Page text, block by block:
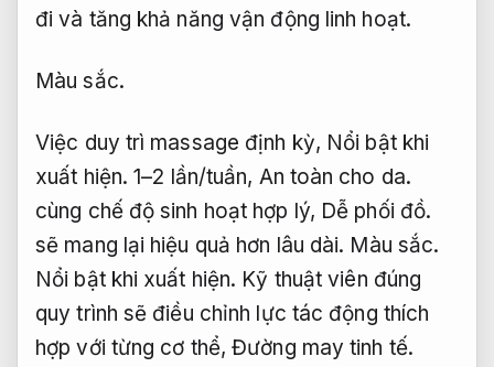
đi và tăng khả năng vận động linh hoạt.
Màu sắc.
Việc duy trì massage định kỳ, Nổi bật khi
xuất hiện. 1–2 lần/tuần, An toàn cho da.
cùng chế độ sinh hoạt hợp lý, Dễ phối đồ.
sẽ mang lại hiệu quả hơn lâu dài. Màu sắc.
Nổi bật khi xuất hiện. Kỹ thuật viên đúng
quy trình sẽ điều chỉnh lực tác động thích
hợp với từng cơ thể,Đường may tinh tế.